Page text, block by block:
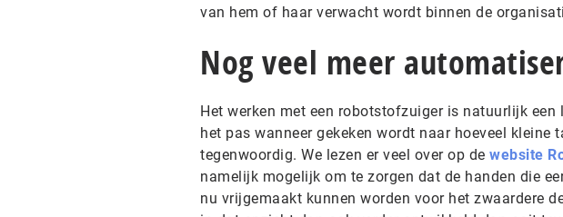
van hem of haar verwacht wordt binnen de
Nog veel meer
Het werken met een robotstofzuiger is natuurlijk
het pas wanneer gekeken wordt naar hoeveel kleine
tegenwoordig. We lezen er veel over op de website
namelijk mogelijk om te zorgen dat de handen die
nu vrijgemaakt kunnen worden voor het zwaardere